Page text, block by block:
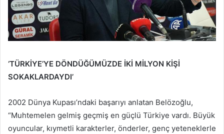
‘TÜRKİYE’YE DÖNDÜĞÜMÜZDE İKİ MİLYON KİŞİ
SOKAKLARDAYDI’
2002 Dünya Kupası’ndaki başarıyı anlatan Belözoğlu,
“Muhtemelen gelmiş geçmiş en güçlü Türkiye vardı. Büyük
oyuncular, kıymetli karakterler, önderler, genç yeteneklerle